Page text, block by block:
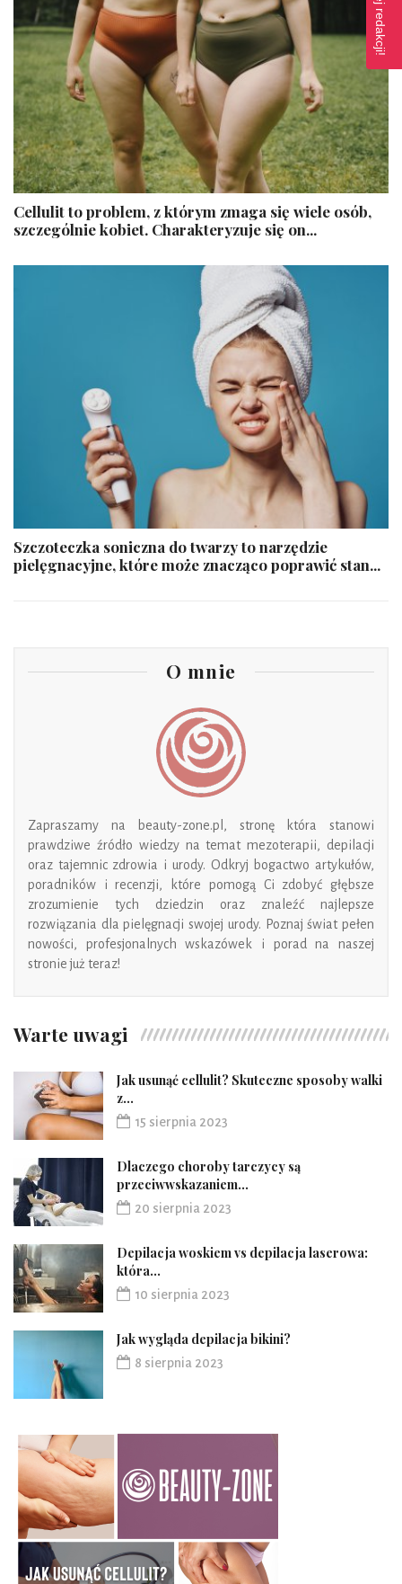
Cellulit to problem, z którym zmaga się wiele osób,
szczególnie kobiet. Charakteryzuje się on...
Szczoteczka soniczna do twarzy to narzędzie
pielęgnacyjne, które może znacząco poprawić stan...
O mnie
Zapraszamy na beauty-zone.pl , stronę
która stanowi
prawdziwe źródło wiedzy na temat mezoterapii, depilacji
oraz tajemnic zdrowia i urody. Odkryj bogactwo artykułów,
poradników i recenzji, które pomogą Ci zdobyć głębsze
zrozumienie tych dziedzin oraz znaleźć najlepsze
rozwiązania dla pielęgnacji swojej urody. Poznaj świat pełen
nowości, profesjonalnych wskazówek i porad na naszej
stronie już teraz!
Warte uwagi
Jak usunąć cellulit? Skuteczne sposoby walki
z...
15 sierpnia 2023
Dlaczego choroby tarczycy są
przeciwwskazaniem...
20 sierpnia 2023
Depilacja woskiem vs depilacja laserowa:
która...
10 sierpnia 2023
Jak wygląda depilacja bikini?
8 sierpnia 2023